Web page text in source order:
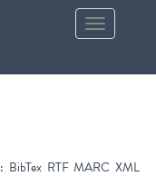
Toggle
navigation
BibTex RTF MARC XML